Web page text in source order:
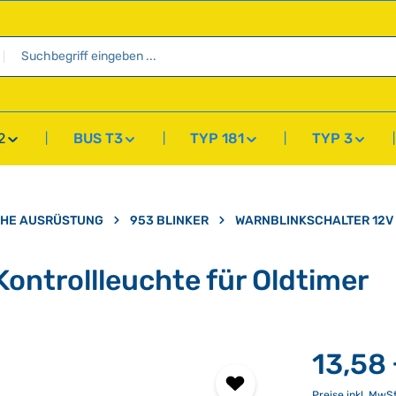
BUS T3 TYP 181 TYP 3
AUSRÜSTUNG 953 BLINKER WARNBLINKSCHALTER
für Oldtimer
13,58